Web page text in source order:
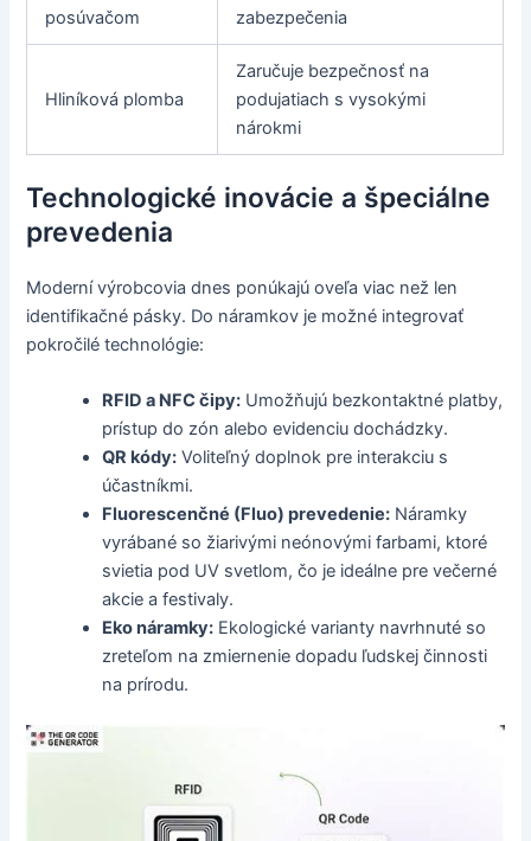
posúvačom
zabezpečenia
Hliníková plomba
Zaručuje bezpečnosť na
podujatiach s vysokými
nárokmi
Technologické inovácie a špeciálne
prevedenia
Moderní výrobcovia dnes ponúkajú oveľa viac než len
identifikačné pásky. Do náramkov je možné integrovať
pokročilé technológie:
RFID a NFC čipy: Umožňujú bezkontaktné platby,
prístup do zón alebo evidenciu dochádzky.
QR kódy: Voliteľný doplnok pre interakciu s
účastníkmi.
Fluorescenčné (Fluo) prevedenie: Náramky
vyrábané so žiarivými neónovými farbami, ktoré
svietia pod UV svetlom, čo je ideálne pre večerné
akcie a festivaly.
Eko náramky: Ekologické varianty navrhnuté so
zreteľom na zmiernenie dopadu ľudskej činnosti
na prírodu.